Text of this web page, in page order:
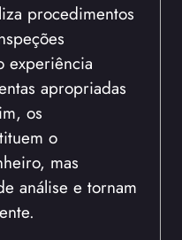
procedimentos
experiência
apropriadas
os
o
mas
análise e tornam